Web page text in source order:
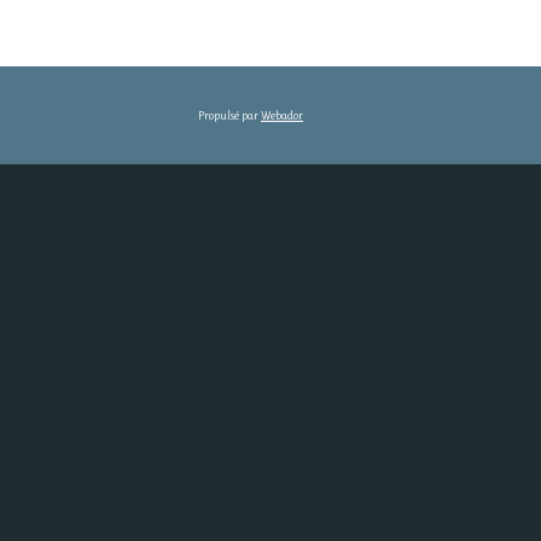
Propulsé parWebador